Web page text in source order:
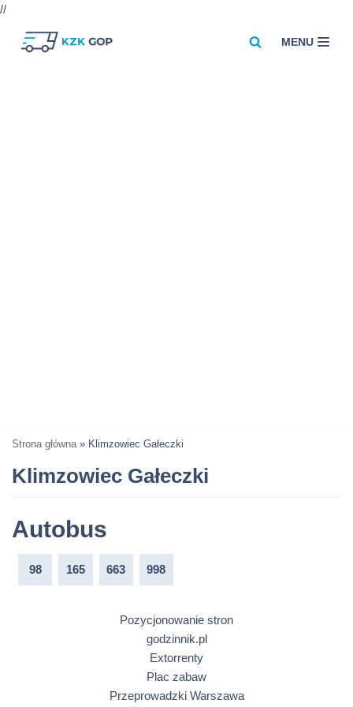
//
MENU
Strona główna » Klimzowiec Gałeczki
Klimzowiec Gałeczki
Autobus
98 165 663 998
Pozycjonowanie stron
godzinnik.pl
Extorrenty
Plac zabaw
Przeprowadzki Warszawa